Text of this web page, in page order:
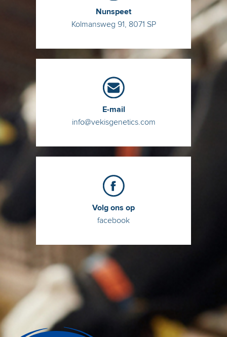
Nunspeet
Kolmansweg 91, 8071 SP
E-mail
info@vekisgenetics.com
Volg ons op
facebook